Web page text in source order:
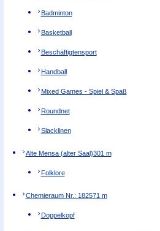
Badminton
Basketball
Beschäftigtensport
Handball
Mixed Games - Spiel & Spaß
Roundnet
Slacklinen
Alte Mensa (alter Saal)301 m
Folklore
Chemieraum Nr.: 182571 m
Doppelkopf